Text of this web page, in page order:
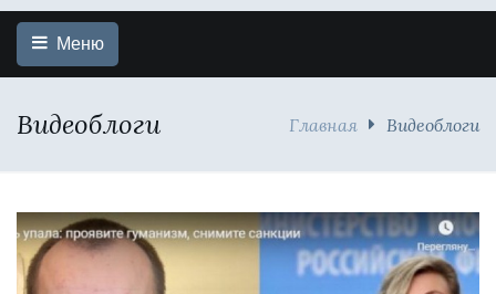
Меню
Видеоблоги Главная Видеоблоги